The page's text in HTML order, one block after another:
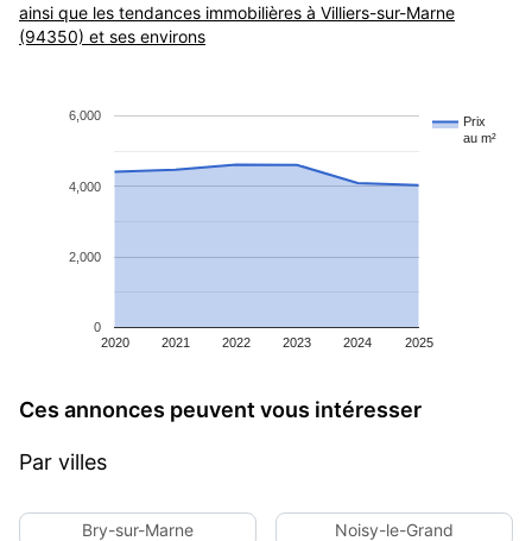
ainsi que les tendances immobilières à Villiers-sur-Marne
(94350) et ses environs
Prix
au m²
2020 2021 2022 2023 2024 2025
0
2,000
4,000
6,000
Ces annonces peuvent vous intéresser
Par villes
Bry-sur-Marne Noisy-le-Grand